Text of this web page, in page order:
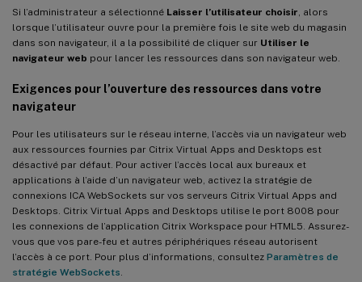
Si l’administrateur a sélectionné Laisser l’utilisateur choisir , alors
lorsque l’utilisateur ouvre pour la première fois le site web du magasin
dans son navigateur, il a la possibilité de cliquer sur Utiliser le
navigateur web pour lancer les ressources dans son navigateur web.
Exigences pour l’ouverture des ressources dans votre
navigateur
Pour les utilisateurs sur le réseau interne, l’accès via un navigateur web
aux ressources fournies par Citrix Virtual Apps and Desktops est
désactivé par défaut. Pour activer l’accès local aux bureaux et
applications à l’aide d’un navigateur web, activez la stratégie de
connexions ICA WebSockets sur vos serveurs Citrix Virtual Apps and
Desktops. Citrix Virtual Apps and Desktops utilise le port 8008 pour
les connexions de l’application Citrix Workspace pour HTML5. Assurez-
vous que vos pare-feu et autres périphériques réseau autorisent
l’accès à ce port. Pour plus d’informations, consultez Paramètres de
stratégie WebSockets